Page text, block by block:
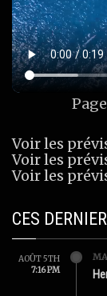
Voir les
Voir les
Voir les
CES
AOÛT 5TH
7:16 PM